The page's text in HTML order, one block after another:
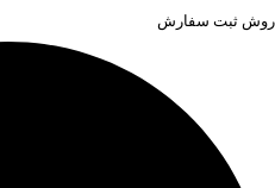
روش ثبت سفارش